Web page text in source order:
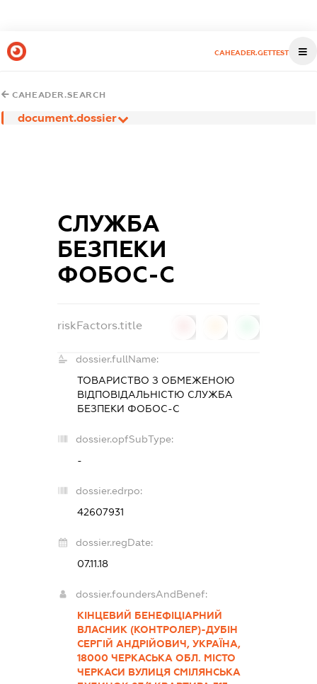
CAHEADER.GETTEST
CAHEADER.SEARCH
document.dossier
СЛУЖБА
БЕЗПЕКИ
ФОБОС-С
riskFactors.title
dossier.fullName:
ТОВАРИСТВО З ОБМЕЖЕНОЮ
ВІДПОВІДАЛЬНІСТЮ СЛУЖБА
БЕЗПЕКИ ФОБОС-С
dossier.opfSubType:
-
dossier.edrpo:
42607931
dossier.regDate:
07.11.18
dossier.foundersAndBenef:
КІНЦЕВИЙ БЕНЕФІЦІАРНИЙ
ВЛАСНИК (КОНТРОЛЕР)-ДУБІН
СЕРГІЙ АНДРІЙОВИЧ, УКРАЇНА,
18000 ЧЕРКАСЬКА ОБЛ. МІСТО
ЧЕРКАСИ ВУЛИЦЯ СМІЛЯНСЬКА